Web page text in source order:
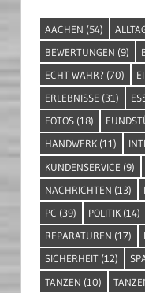
AACHEN (54)
BEWERTUNGEN (9)
ECHT WAHR? (70)
ERLEBNISSE (31)
FOTOS (18)
HANDWERK (11)
KUNDENSERVICE (9)
NACHRICHTEN (13)
PC (39) POLITIK (14)
REPARATUREN (17)
SICHERHEIT (12)
TANZEN (10)